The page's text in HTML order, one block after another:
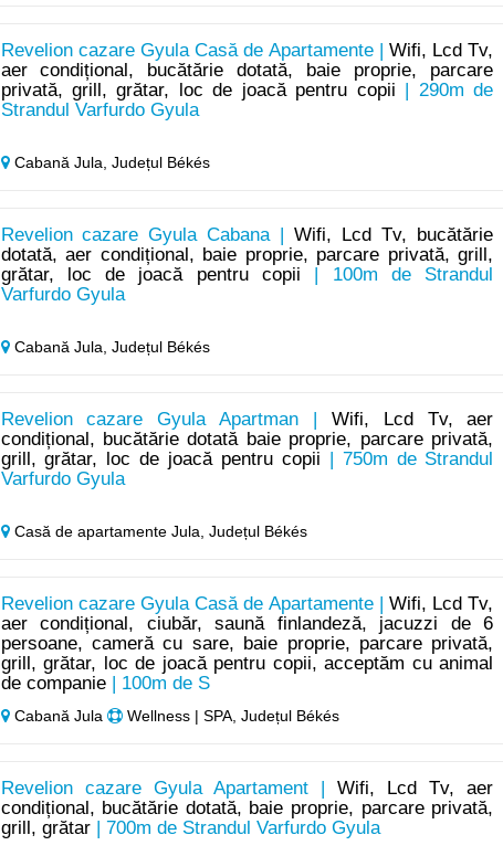
Revelion cazare Gyula Casă de Apartamente |Wifi, Lcd Tv,
aer condițional, bucătărie dotată, baie proprie, parcare
privată, grill, grătar, loc de joacă pentru copii | 290m de
Strandul Varfurdo Gyula
Cabană Jula, Județul Békés
Revelion cazare Gyula Cabana |Wifi, Lcd Tv, bucătărie
dotată, aer condițional, baie proprie, parcare privată, grill,
grătar, loc de joacă pentru copii | 100m de Strandul
Varfurdo Gyula
Cabană Jula, Județul Békés
Revelion cazare Gyula Apartman | Wifi, Lcd Tv, aer
condițional, bucătărie dotată baie proprie, parcare privată,
grill, grătar, loc de joacă pentru copii | 750m de Strandul
Varfurdo Gyula
Casă de apartamente Jula, Județul Békés
Revelion cazare Gyula Casă de Apartamente |Wifi, Lcd Tv,
aer condițional, ciubăr, saună finlandeză, jacuzzi de 6
persoane, cameră cu sare, baie proprie, parcare privată,
grill, grătar, loc de joacă pentru copii, acceptăm cu animal
de companie| 100m de S
Cabană Jula Wellness | SPA, Județul Békés
Revelion cazare Gyula Apartament |Wifi, Lcd Tv, aer
condițional, bucătărie dotată, baie proprie, parcare privată,
grill, grătar| 700m de Strandul Varfurdo Gyula